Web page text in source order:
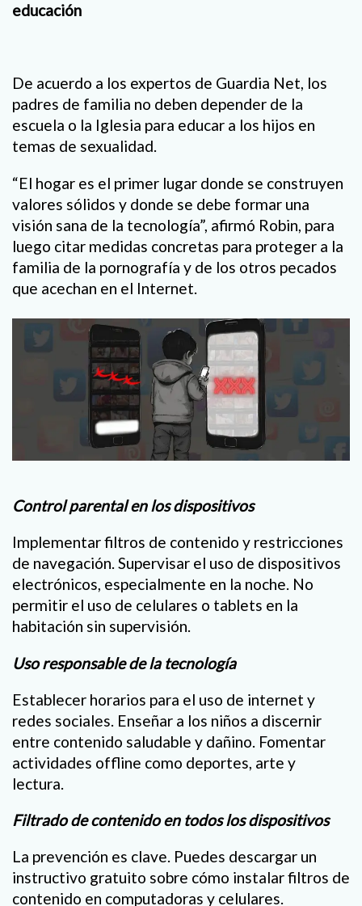
educación
De acuerdo a los expertos de Guardia Net, los
padres de familia no deben depender de la
escuela o la Iglesia para educar a los hijos en
temas de sexualidad.
“El hogar es el primer lugar donde se construyen
valores sólidos y donde se debe formar una
visión sana de la tecnología”, afirmó Robin, para
luego citar medidas concretas para proteger a la
familia de la pornografía y de los otros pecados
que acechan en el Internet.
Control parental en los dispositivos
Implementar filtros de contenido y restricciones
de navegación. Supervisar el uso de dispositivos
electrónicos, especialmente en la noche. No
permitir el uso de celulares o tablets en la
habitación sin supervisión.
Uso responsable de la tecnología
Establecer horarios para el uso de internet y
redes sociales. Enseñar a los niños a discernir
entre contenido saludable y dañino. Fomentar
actividades offline como deportes, arte y
lectura.
Filtrado de contenido en todos los dispositivos
La prevención es clave. Puedes descargar un
instructivo gratuito sobre cómo instalar filtros de
contenido en computadoras y celulares.